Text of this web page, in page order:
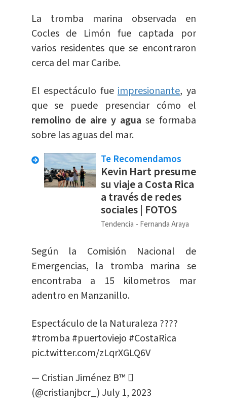
La tromba marina observada en
Cocles de Limón fue captada por
varios residentes que se encontraron
cerca del mar Caribe.
El espectáculo fue impresionante, ya
que se puede presenciar cómo el
remolino de aire y aguase formaba
sobre las aguas del mar.
Te Recomendamos
Kevin Hart presume
su viaje a Costa Rica
a través de redes
sociales | FOTOS
Tendencia Fernanda Araya
Según la Comisión Nacional de
Emergencias, la tromba marina se
encontraba a 15 kilometros mar
adentro en Manzanillo.
Espectáculo de la Naturaleza ????️
#tromba #puertoviejo #CostaRica
pic.twitter.com/zLqrXGLQ6V
— Cristian Jiménez B™ 
(@cristianjbcr_)July 1, 2023